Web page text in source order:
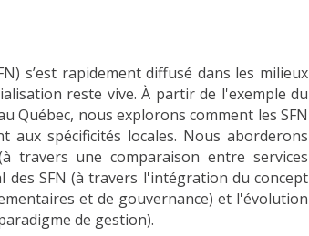
s’est rapidement diffusé dans les milieux
reste vive. À partir de l'exemple du
Québec, nous explorons comment les SFN
aux spécificités locales. Nous aborderons
travers une comparaison entre services
SFN (à travers l'intégration du concept
et de gouvernance) et l'évolution
de gestion).